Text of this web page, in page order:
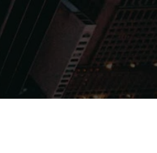
Gênero